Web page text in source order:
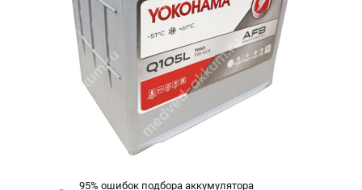
95% ошибок подбора аккумулятора